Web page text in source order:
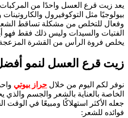
يعد زيت قرع العسل واحدًا من المركبات
بيولوجيًا مثل التوكوفيرول
وفعال للتخلص من مشكلة تساقط
الفتيات والسيدات وليس ذلك فقط فهو
يخلص فروة الرأس من القشرة
زيت قرع العسل لنمو
نوفر لكم اليوم من خلال حراز بيوتي
الخاصة بالعناية بالشعر والجسم والذي
جعله الأكثر استهلاكًا ومبيعًا في الوقت
فوائده للشعر: